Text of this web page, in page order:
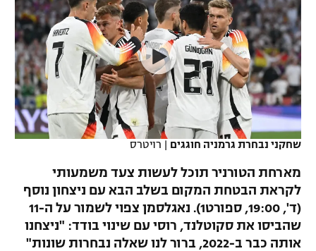
VOD
רץ ברשת
תוצאות
לוח שידורים
ברחבה
נבחרת ישראל
מכבי חיפה
בית"ר ירושלים
מכבי תל אביב
הפועל תל אביב
הפועל חיפה
הפועל באר שבע
ליגה ספרדית
ליגה איטלקית
ליגה צרפתית
ליגה הולנדית
ליגה טורקית
ליגה סינית
כדורסל נשים
מכבי תל אביב
הפועל חולון
הפועל ירושלים
דני אבדיה
יורוליג
יורוקאפ
טניס
כדוריד
כדורעף
שחייה
ג'ודו
אגרוף
ספורט אולימפי
שחקני נבחרת גרמניה חוגגים | רויטרס
מארחת הטורניר תוכל לעשות צעד משמעותי
לקראת הבטחת המקום בשלב הבא עם ניצחון נוסף
(ד', 19:00, ספורט1). נאגלסמן צפוי לשמור על ה-11
שהביסו את סקוטלנד, רוסי עם שינוי בודד: "ניצחנו
אותה כבר ב-2022, ברור לנו שאלה נבחרות שונות"